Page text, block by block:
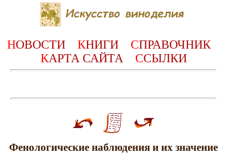
НОВОСТИ КНИГИ СПРАВОЧНИК
КАРТА САЙТА ССЫЛКИ
Фенологические наблюдения и их значение